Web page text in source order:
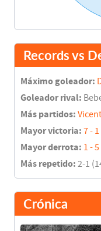
Records vs
Máximo goleador:
Goleador rival:
Más partidos:
Mayor victoria: 7 -
Mayor derrota: 1 -
Más repetido: 2-1
Crónica